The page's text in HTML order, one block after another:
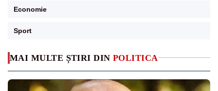
MAI MULTE ȘTIRI DIN POLITICA
Economie
Sport